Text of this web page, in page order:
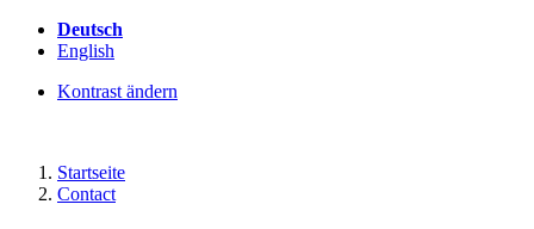
Deutsch
English
Kontrast ändern
Startseite
Contact